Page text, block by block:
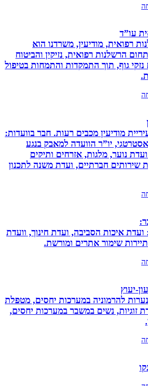
מודיעין, משרדנו הוא
רפואית, נזיקין והביטוח
גוף, תוך התמקדות והתמחות בטיפול
מודיעין מכבים רעות. חבר בוועדות:
יו”ר הוועדה למאבק בנגע
מלגות, אזרחים ותיקים
חברתיים, ועדת משנה לתכנון
איכות הסביבה, ועדת חינוך, וועדת
שימור אתרים ומורשת.
להרמוניה במערכות יחסים, מטפלת
נשים במשבר במערכות יחסים,